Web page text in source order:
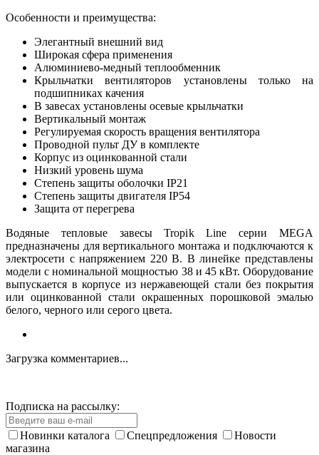
Особенности и преимущества:
Элегантный внешний вид
Широкая сфера применения
Алюминиево-медный теплообменник
Крыльчатки вентиляторов установлены только на
подшипниках качения
В завесах установлены осевые крыльчатки
Вертикальный монтаж
Регулируемая скорость вращения вентилятора
Проводной пульт ДУ в комплекте
Корпус из оцинкованной стали
Низкий уровень шума
Степень защиты оболочки IP21
Степень защиты двигателя IP54
Защита от перегрева
Водяные тепловые завесы Tropik Line серии MEGA
предназначены для вертикального монтажа и подключаются к
электросети с напряжением 220 В. В линейке представлены
модели с номинальной мощностью 38 и 45 кВт. Оборудование
выпускается в корпусе из нержавеющей стали без покрытия
или оцинкованной стали окрашенных порошковой эмалью
белого, черного или серого цвета.
Загрузка комментариев...
Подписка на рассылку:
Новинки каталога Спецпредложения
Новости
магазина